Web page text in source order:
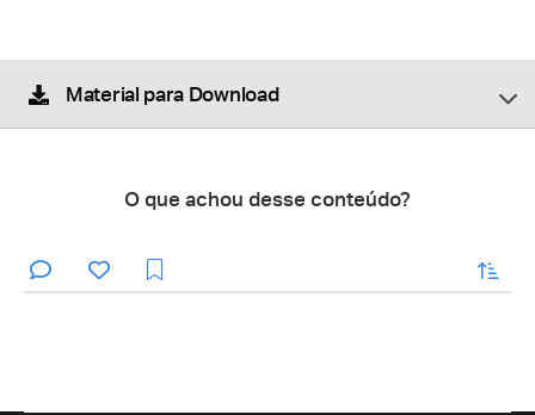
Material para Download
O que achou desse conteúdo?
enviar